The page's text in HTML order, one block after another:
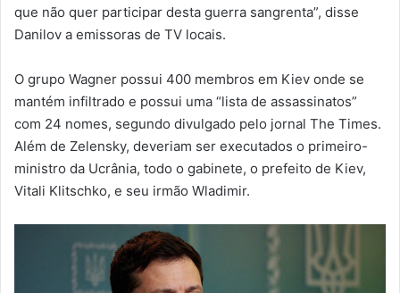
que não quer participar desta guerra sangrenta”, disse
Danilov a emissoras de TV locais.
O grupo Wagner possui 400 membros em Kiev onde se
mantém infiltrado e possui uma “lista de assassinatos”
com 24 nomes, segundo divulgado pelo jornal The Times.
Além de Zelensky, deveriam ser executados o primeiro-
ministro da Ucrânia, todo o gabinete, o prefeito de Kiev,
Vitali Klitschko, e seu irmão Wladimir.